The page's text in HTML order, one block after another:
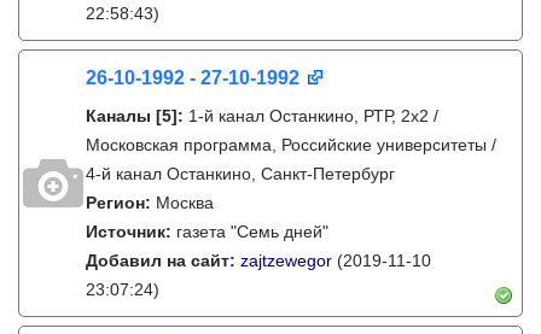
22:58:43)
26-10-1992 - 27-10-1992
Каналы [5]: 1-й канал Останкино, РТР, 2х2 /
Московская программа, Российские университеты /
4-й канал Останкино, Санкт-Петербург
Регион: Москва
Источник: газета "Семь дней"
Добавил на сайт: zajtzewegor (2019-11-10
23:07:24)